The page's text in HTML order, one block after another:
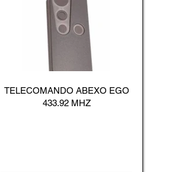
TELECOMANDO ABEXO EGO
433.92 MHZ